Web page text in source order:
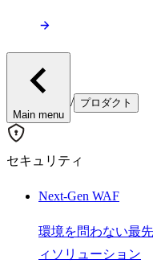
Main menu
/ プロダクト
セキュリティ
Next-Gen WAF
環境を問わない最
ィソリューション